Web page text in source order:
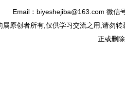
Email：biyeshejiba@163.com 微
属原创者所有,仅供学习交流之用,请勿
正或删